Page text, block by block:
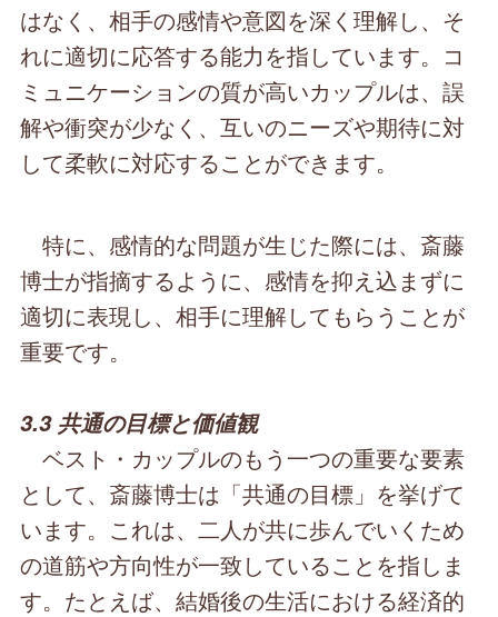
はなく、相手の感情や意図を深く理解し、そ
れに適切に応答する能力を指しています。コ
ミュニケーションの質が高いカップルは、誤
解や衝突が少なく、互いのニーズや期待に対
して柔軟に対応することができます。
特に、感情的な問題が生じた際には、斎藤
博士が指摘するように、感情を抑え込まずに
適切に表現し、相手に理解してもらうことが
重要です。
3.3 共通の目標と価値観
ベスト・カップルのもう一つの重要な要素
として、斎藤博士は「共通の目標」を挙げて
います。これは、二人が共に歩んでいくため
の道筋や方向性が一致していることを指しま
す。たとえば、結婚後の生活における経済的